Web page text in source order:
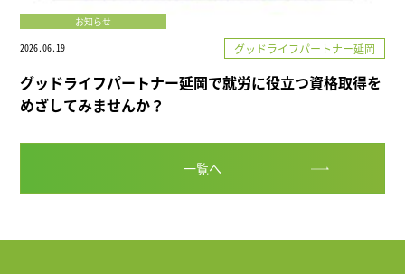
お知らせ
2026.06.19
グッドライフパートナー延岡
グッドライフパートナー延岡で就労に役立つ資格取得を
めざしてみませんか？
一覧へ